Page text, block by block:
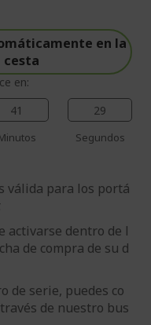
en la
cesta
en:
41 29
Segundos
válida para los portá
activarse dentro de l
de compra de su d
de serie, puedes co
de nuestro bus